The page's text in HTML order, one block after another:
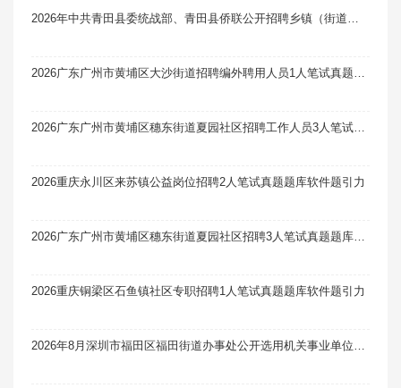
2026重庆永川区来苏镇公益岗位招聘2人笔试真题题库软件题引力
2026重庆铜梁区石鱼镇社区专职招聘1人笔试真题题库软件题引力